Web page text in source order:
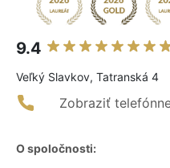
9.4
Veľký Slavkov, Tatranská 4
Zobraziť
O spoločnosti: